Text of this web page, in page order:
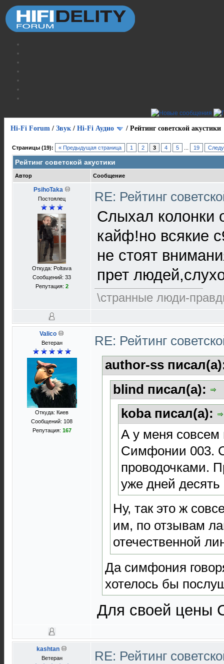
Hi-Fi Forum / Звук / Hi-Fi Аудио / Рейтинг советской акустики
Страницы (19): « Предыдущая страница 1 2 3 4 5 19
Рейтинг советской акустики
Автор Сообщение
PsihoTaka
Постоялец
Откуда: Poltava
Сообщений: 33
Репутация: 2
RE: Рейтинг
Слыхал колонки
кайф!но всякие
не стоят
прет
\странные люди-
Valico
Ветеран
Откуда: Киев
Сообщений: 108
Репутация: 167
RE: Рейтинг
author-ss
blind писал(а):
koba писал(а):
А у меня совсем
Симфонии 003.
проводочками.
уже дней
Ну, так это ж
им, по отзывам
отечественной
Да симфония
хотелось бы
Для своей цены
kashtan
Ветеран RE: Рейтинг